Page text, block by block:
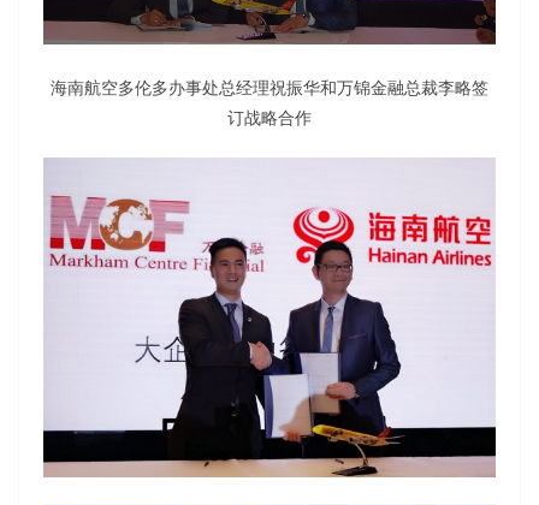
海南航空多伦多办事处总经理祝振华和万锦金融总裁李略签
订战略合作